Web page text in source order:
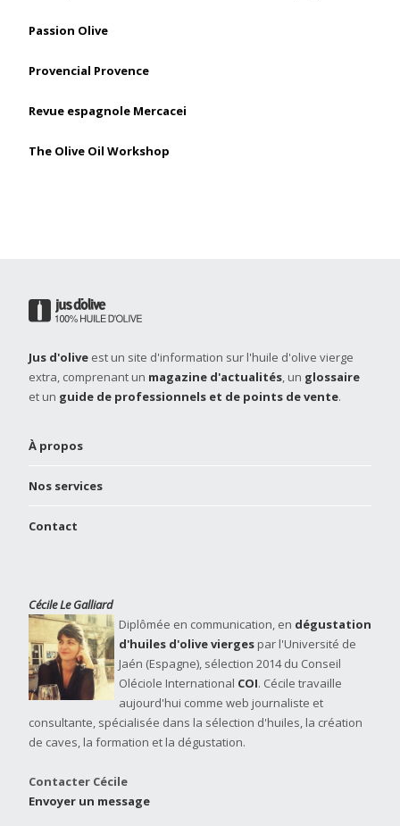
Passion Olive
Provencial Provence
Revue espagnole Mercacei
The Olive Oil Workshop
Jus d'olive est un site d'information sur l'huile d'olive vierge
extra, comprenant un magazine d'actualités, un glossaire
et un guide de professionnels et de points de vente.
À propos
Nos services
Contact
Cécile Le Galliard
Diplômée en communication, en dégustation
d'huiles d'olive vierges par l'Université de
Jaén (Espagne), sélection 2014 du Conseil
Oléciole International COI. Cécile travaille
aujourd'hui comme web journaliste et
consultante, spécialisée dans la sélection d'huiles, la création
de caves, la formation et la dégustation.
Contacter Cécile
Envoyer un message